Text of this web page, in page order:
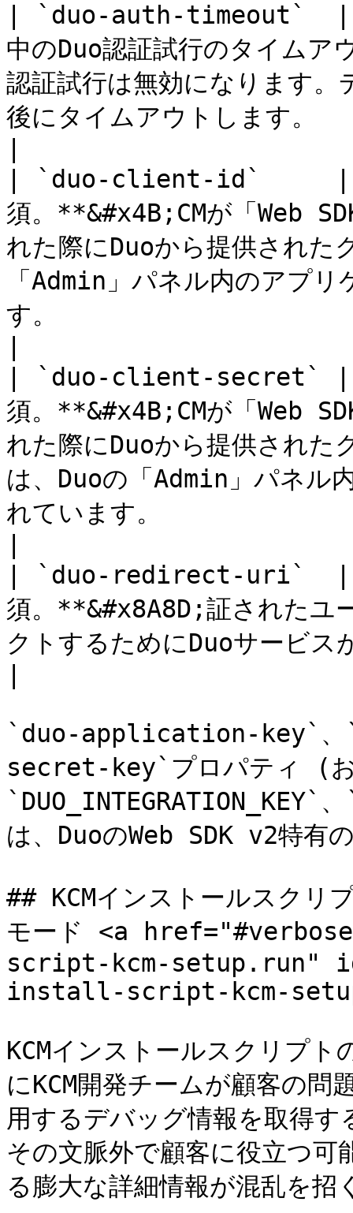
| `duo-auth-timeout`  |
中のDuo認証試行のタイム
認証試行は無効になります。
後にタイムアウトします。
| `duo-client-id`     |
須。**&#x4B;CMが「Web
れた際にDuoから提供された
「Admin」パネル内のアプ
す。
| `duo-client-secret` |
須。**&#x4B;CMが「Web
れた際にDuoから提供された
は、Duoの「Admin」パネル
れています。
| `duo-redirect-uri`  |
須。**&#x8A8D;証されたユ
クトするためにDuoサービス
`duo-application-key`
secret-key`プロパティ (お
`DUO_INTEGRATION_KEY`
は、DuoのWeb SDK v2特有
## KCMインストールスク
モード <a
script-kcm-setup.run"
install-script-kcm-
KCMインストールスクリプ
にKCM開発チームが顧客の
用するデバッグ情報を取得
その文脈外で顧客に役立つ
る膨大な詳細情報が混乱を招